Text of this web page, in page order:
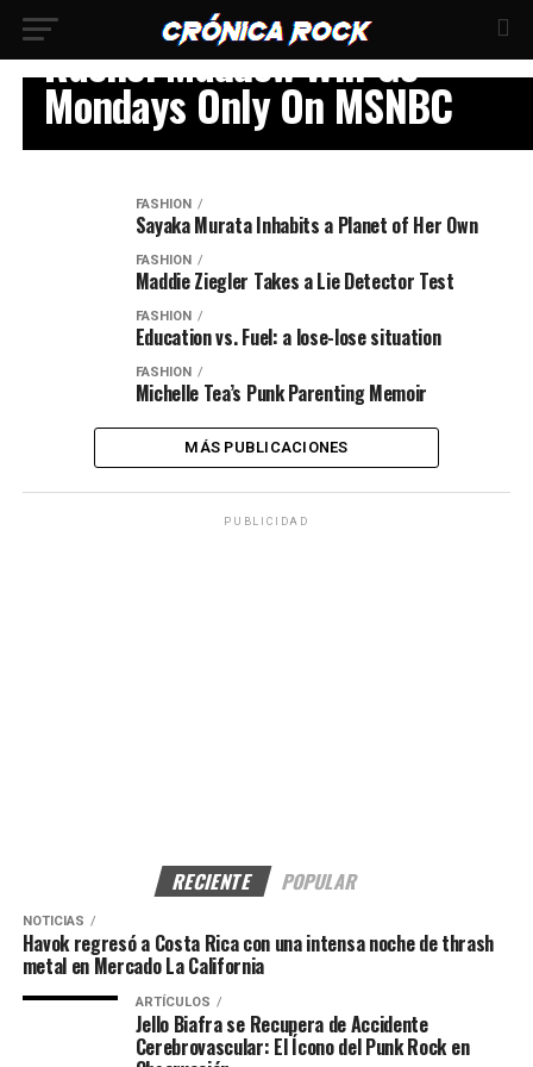
Rachel Maddow Will Go
Mondays Only On MSNBC
FASHION
Sayaka Murata Inhabits a Planet of Her Own
FASHION
Maddie Ziegler Takes a Lie Detector Test
FASHION
Education vs. Fuel: a lose-lose situation
FASHION
Michelle Tea’s Punk Parenting Memoir
MÁS PUBLICACIONES
PUBLICIDAD
RECIENTE POPULAR
NOTICIAS
Havok regresó a Costa Rica con una intensa noche de thrash
metal en Mercado La California
ARTÍCULOS
Jello Biafra se Recupera de Accidente
Cerebrovascular: El Ícono del Punk Rock en